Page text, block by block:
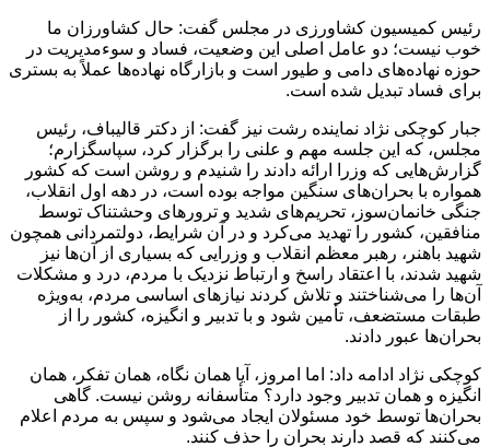
رئیس کمیسیون کشاورزی در مجلس گفت: حال کشاورزان ما
خوب نیست؛ دو عامل اصلی این وضعیت، فساد و سوءمدیریت در
حوزه نهاده‌های دامی و طیور است و بازارگاه نهاده‌ها عملاً به بستری
برای فساد تبدیل شده است.
جبار کوچکی نژاد نماینده رشت نیز گفت: از دکتر قالیباف، رئیس
مجلس، که این جلسه مهم و علنی را برگزار کرد، سپاسگزارم؛
گزارش‌هایی که وزرا ارائه دادند را شنیدم و روشن است که کشور
همواره با بحران‌های سنگین مواجه بوده است، در دهه اول انقلاب،
جنگی خانمان‌سوز، تحریم‌های شدید و ترورهای وحشتناک توسط
منافقین، کشور را تهدید می‌کرد و در آن شرایط، دولتمردانی همچون
شهید باهنر، رهبر معظم انقلاب و وزرایی که بسیاری از آن‌ها نیز
شهید شدند، با اعتقاد راسخ و ارتباط نزدیک با مردم، درد و مشکلات
آن‌ها را می‌شناختند و تلاش کردند نیازهای اساسی مردم، به‌ویژه
طبقات مستضعف، تأمین شود و با تدبیر و انگیزه، کشور را از
بحران‌ها عبور دادند.
کوچکی نژاد ادامه داد: اما امروز، آیا همان نگاه، همان تفکر، همان
انگیزه و همان تدبیر وجود دارد؟ متأسفانه روشن نیست. گاهی
بحران‌ها توسط خود مسئولان ایجاد می‌شود و سپس به مردم اعلام
می‌کنند که قصد دارند بحران را حذف کنند.